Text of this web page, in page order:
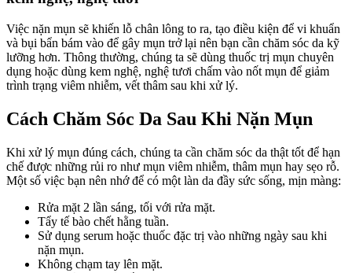
Việc nặn mụn sẽ khiến lỗ chân lông to ra, tạo điều kiện để vi khuẩn
và bụi bẩn bám vào để gây mụn trở lại nên bạn cần chăm sóc da kỹ
lưỡng hơn. Thông thường, chúng ta sẽ dùng thuốc trị mụn chuyên
dụng hoặc dùng kem nghệ, nghệ tươi chấm vào nốt mụn để giảm
trình trạng viêm nhiễm, vết thâm sau khi xử lý.
Cách Chăm Sóc Da Sau Khi Nặn Mụn
Khi xử lý mụn đúng cách, chúng ta cần chăm sóc da thật tốt để hạn
chế được những rủi ro như mụn viêm nhiễm, thâm mụn hay sẹo rỗ.
Một số việc bạn nên nhớ để có một làn da đầy sức sống, mịn màng:
Rửa mặt 2 lần sáng, tối với rửa mặt.
Tẩy tế bào chết hằng tuần.
Sử dụng serum hoặc thuốc đặc trị vào những ngày sau khi
nặn mụn.
Không chạm tay lên mặt.